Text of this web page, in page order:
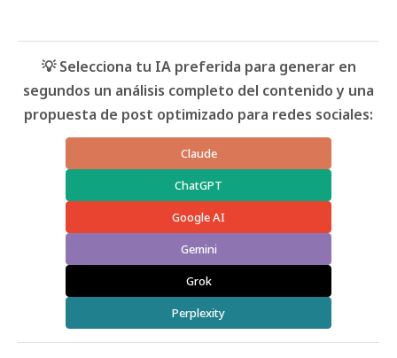
💡 Selecciona tu IA preferida para generar en
segundos un análisis completo del contenido y una
propuesta de post optimizado para redes sociales:
Claude
ChatGPT
Google AI
Gemini
Grok
Perplexity